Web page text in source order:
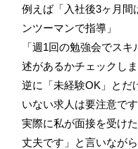
例えば「入社後3ヶ月間
ンツーマンで指導」
「週1回の勉強会でス
述があるかチェックしま
逆に「未経験OK」とだ
いない求人は要注意です
実際に私が面接を受け
丈夫です」と言いながら